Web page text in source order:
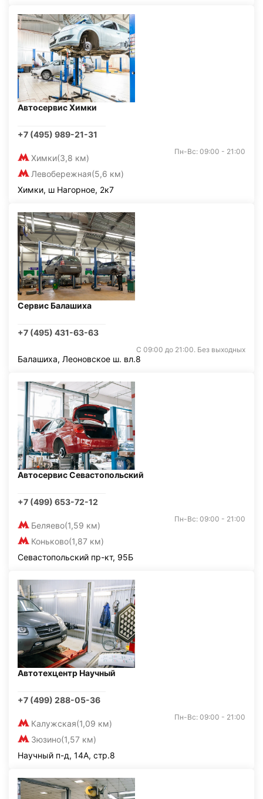
Автосервис Химки
+7 (495) 989-21-31
Химки(3,8 км)
Левобережная(5,6 км)
Пн-Вс: 09:00 - 21:00
Химки, ш Нагорное, 2к7
Сервис Балашиха
+7 (495) 431-63-63
С 09:00 до 21:00. Без выходных
Балашиха, Леоновское ш. вл.8
Автосервис Севастопольский
+7 (499) 653-72-12
Беляево(1,59 км)
Коньково(1,87 км)
Пн-Вс: 09:00 - 21:00
Севастопольский пр-кт, 95Б
Автотехцентр Научный
+7 (499) 288-05-36
Калужская(1,09 км)
Зюзино(1,57 км)
Пн-Вс: 09:00 - 21:00
Научный п-д, 14А, стр.8